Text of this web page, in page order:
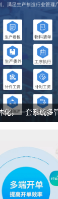
化，一套系统多